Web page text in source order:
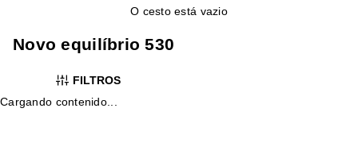
O cesto está vazio
Novo equilíbrio 530
FILTROS
Cargando contenido...